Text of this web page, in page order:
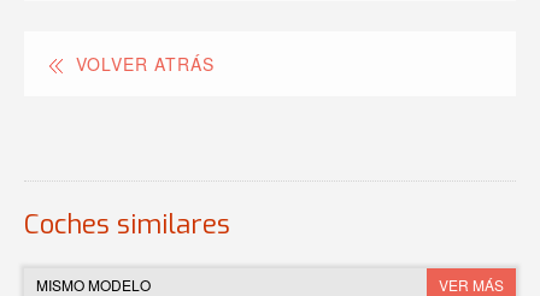
VOLVER ATRÁS
Coches similares
MISMO MODELO VER MÁS